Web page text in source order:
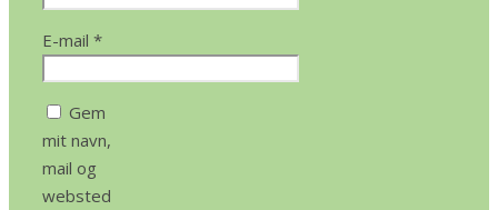
E-mail *
Gem
mit navn,
mail og
websted